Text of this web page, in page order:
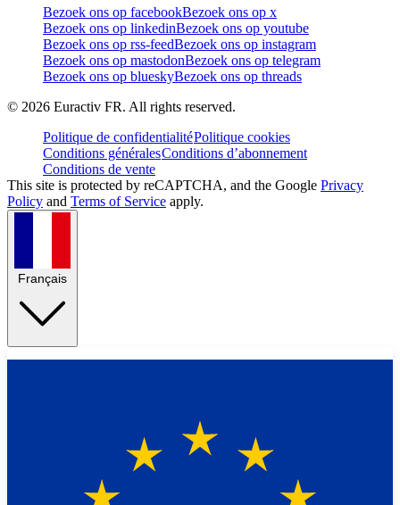
Bezoek ons op facebookBezoek ons op x
Bezoek ons op linkedinBezoek ons op youtube
Bezoek ons op rss-feedBezoek ons op instagram
Bezoek ons op mastodonBezoek ons op telegram
Bezoek ons op blueskyBezoek ons op threads
© 2026 Euractiv FR. All rights reserved.
Politique de confidentialitéPolitique cookies
Conditions généralesConditions d’abonnement
Conditions de vente
This site is protected by reCAPTCHA, and the Google Privacy
Policy and Terms of Service apply.
Français